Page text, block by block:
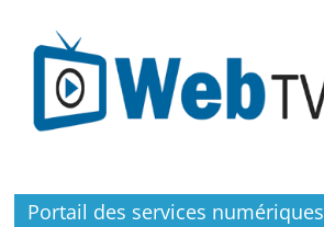
Portail des services numériques